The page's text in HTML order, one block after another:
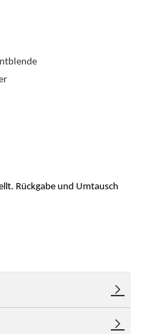
Rückgabe und Umtausch